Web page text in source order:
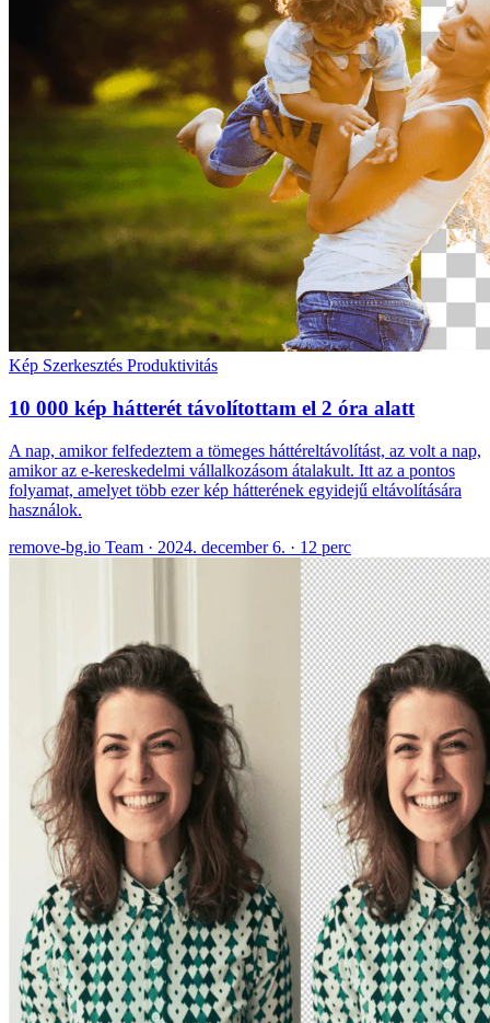
Kép Szerkesztés Produktivitás
10 000 kép hátterét távolítottam el 2 óra alatt
A nap, amikor felfedeztem a tömeges háttéreltávolítást, az volt a nap,
amikor az e-kereskedelmi vállalkozásom átalakult. Itt az a pontos
folyamat, amelyet több ezer kép hátterének egyidejű eltávolítására
használok.
remove-bg.io Team · 2024. december 6. · 12 perc